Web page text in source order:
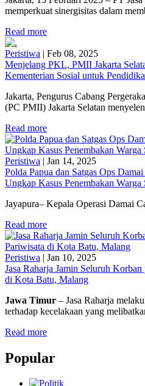
memperkuat sinergisitas dalam
Read more
Peristiwa | Feb 08, 2025
Menjelang PKL, PMII Jakarta
Kementerian Sosial untuk
Jakarta, Pengurus Cabang
(PC PMII) Jakarta Selatan
Read more
Peristiwa | Jan 14, 2025
Polda Papua dan Satgas Ops
Ungkap Kasus Penembakan
Jayapura– Kepala Operasi Damai
Read more
Peristiwa | Jan 10, 2025
Jasa Raharja Jamin Seluruh
di Kota Batu, Malang
Jawa Timur – Jasa Raharja
terhadap kecelakaan yang
Read more
Popular